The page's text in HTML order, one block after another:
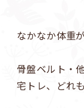
なかなか体重
骨盤ベルト・
宅トレ、どれ